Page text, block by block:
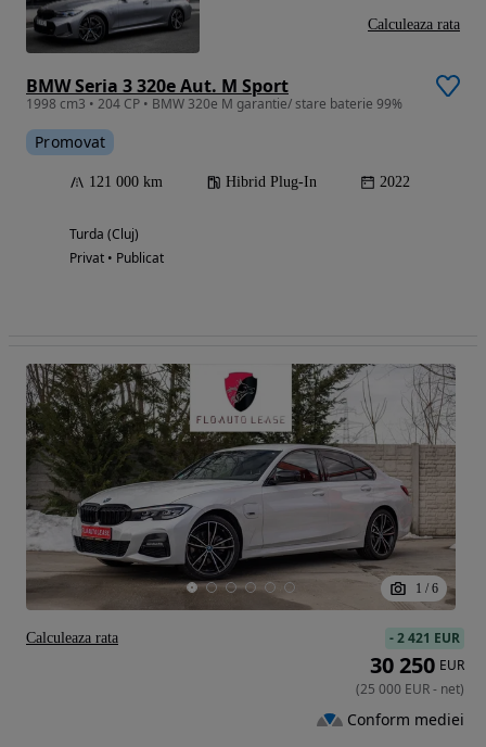
BMW Seria 3 320e Aut. M Sport
1998 cm3 • 204 CP • BMW 320e M garantie/ stare baterie 99%
Promovat
121 000 km Hibrid Plug-In 2022
Turda (Cluj)
Privat • Publicat
Calculeaza rata
1 / 6
-2 421 EUR
30 250 EUR
(25 000 EUR- net)
Conform mediei
Calculeaza rata